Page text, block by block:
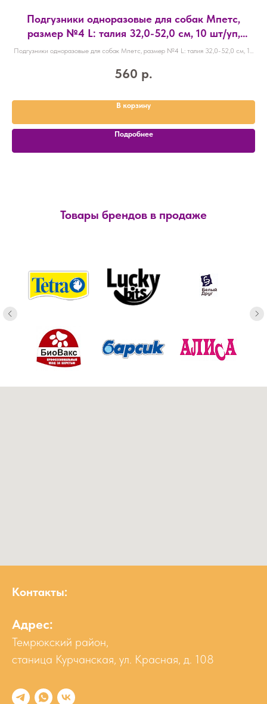
Подгузники одноразовые для собак Мпетс,
размер №4 L: талия 32,0-52,0 см, 10 шт/уп,
MPets, 10116899
Подгузники одноразовые для собак Мпетс, размер №4 L: талия 32,0-52,0 см, 10
560 р.
В корзину
Подробнее
Товары брендов в продаже
Контакты:
Адрес:
Темрюкский район,
станица Курчанская, ул. Красная, д. 108